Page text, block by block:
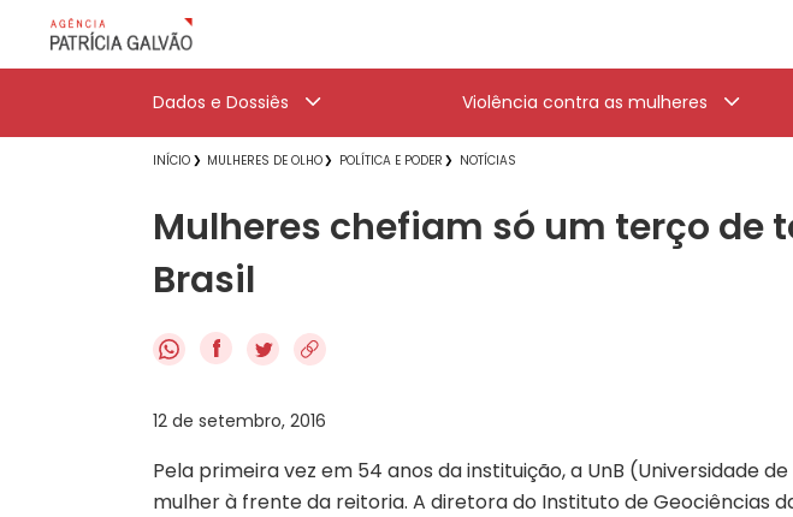
Dados e Dossiês Violência contra as mulheres
INÍCIO MULHERES DE OLHO POLÍTICA E PODER NOTÍCIAS
Mulheres chefiam só um terço de
Brasil
f
12 de setembro, 2016
Pela primeira vez em 54 anos da instituição, a UnB (Universidade
mulher à frente da reitoria. A diretora do Instituto de Geociências